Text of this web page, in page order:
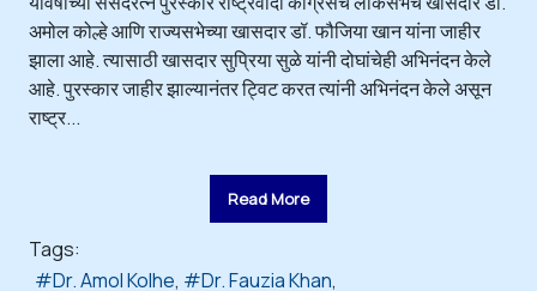
अमोल कोल्हे आणि राज्यसभेच्या खासदार डॉ. फौजिया खान यांना जाहीर
झाला आहे. त्यासाठी खासदार सुप्रिया सुळे यांनी दोघांचेही अभिनंदन केले
आहे. पुरस्कार जाहीर झाल्यानंतर ट्विट करत त्यांनी अभिनंदन केले असून
राष्ट्र...
Read More
Tags:
Dr. Amol Kolhe
Dr. Fauzia Khan